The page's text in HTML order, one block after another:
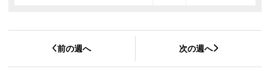
前の週へ 次の週へ